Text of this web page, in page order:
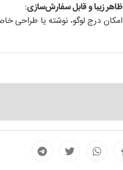
ظاهر زیبا و قابل سفارش‌سازی:
امکان درج لوگو، نوشته یا طراحی